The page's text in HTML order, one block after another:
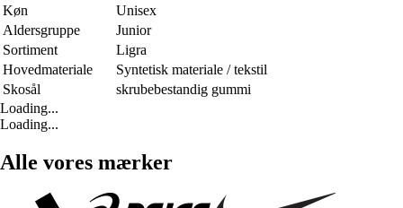
Køn
Unisex
Aldersgruppe
Junior
Sortiment
Ligra
Hovedmateriale
Syntetisk materiale / tekstil
Skosål
skrubebestandig gummi
Loading...
Loading...
Alle vores mærker